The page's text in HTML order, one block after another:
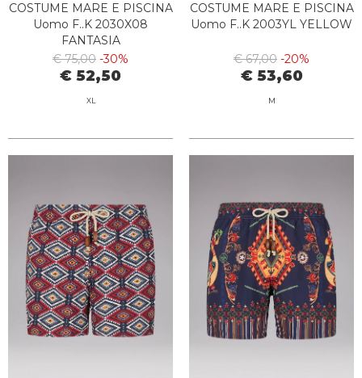
COSTUME MARE E PISCINA
Uomo F..K 2030X08
FANTASIA
€ 75,00 -30%
€ 52,50
XL
COSTUME MARE E PISCINA
Uomo F..K 2003YL YELLOW
€ 67,00 -20%
€ 53,60
M